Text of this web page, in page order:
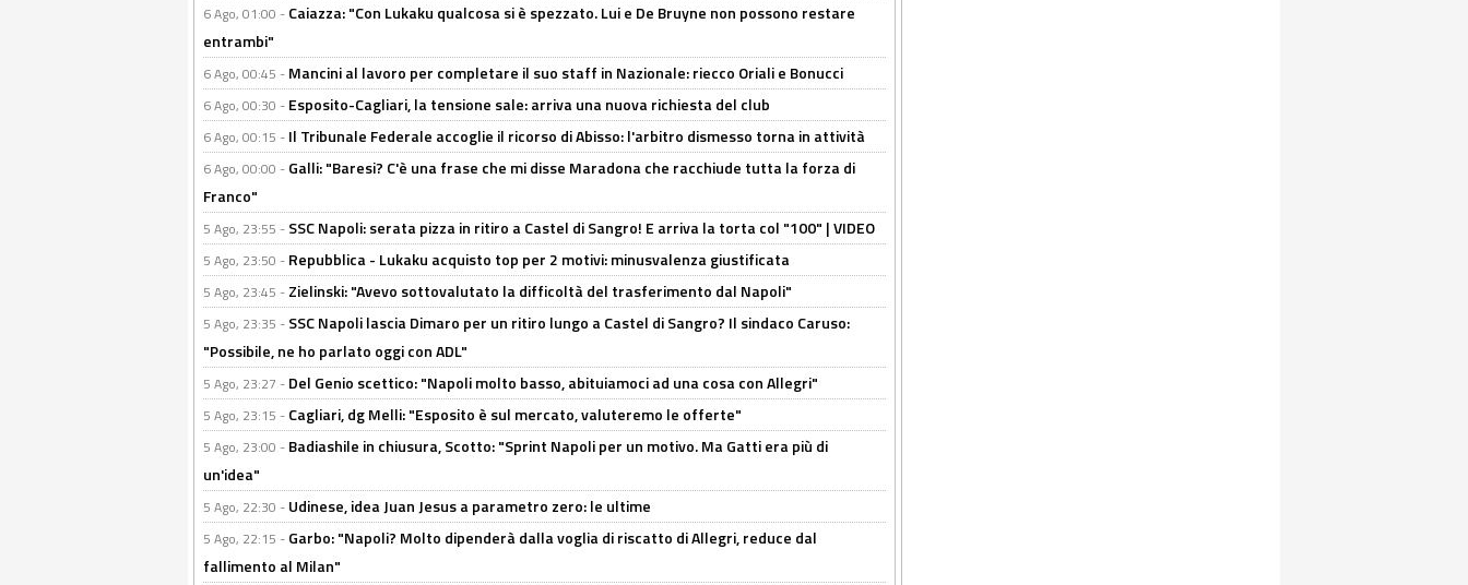
6 Ago, 01:00 - Caiazza: "Con Lukaku qualcosa si è spezzato. Lui e De Bruyne non possono restare
entrambi"
6 Ago, 00:45 - Mancini al lavoro per completare il suo staff in Nazionale: riecco Oriali e Bonucci
6 Ago, 00:30 - Esposito-Cagliari, la tensione sale: arriva una nuova richiesta del club
6 Ago, 00:15 - Il Tribunale Federale accoglie il ricorso di Abisso: l'arbitro dismesso torna in attività
6 Ago, 00:00 - Galli: "Baresi? C'è una frase che mi disse Maradona che racchiude tutta la forza di
Franco"
5 Ago, 23:55 - SSC Napoli: serata pizza in ritiro a Castel di Sangro! E arriva la torta col "100" | VIDEO
5 Ago, 23:50 - Repubblica - Lukaku acquisto top per 2 motivi: minusvalenza giustificata
5 Ago, 23:45 - Zielinski: "Avevo sottovalutato la difficoltà del trasferimento dal Napoli"
5 Ago, 23:35 - SSC Napoli lascia Dimaro per un ritiro lungo a Castel di Sangro? Il sindaco Caruso:
"Possibile, ne ho parlato oggi con ADL"
5 Ago, 23:27 - Del Genio scettico: "Napoli molto basso, abituiamoci ad una cosa con Allegri"
5 Ago, 23:15 - Cagliari, dg Melli: "Esposito è sul mercato, valuteremo le offerte"
5 Ago, 23:00 - Badiashile in chiusura, Scotto: "Sprint Napoli per un motivo. Ma Gatti era più di
un'idea"
5 Ago, 22:30 - Udinese, idea Juan Jesus a parametro zero: le ultime
5 Ago, 22:15 - Garbo: "Napoli? Molto dipenderà dalla voglia di riscatto di Allegri, reduce dal
fallimento al Milan"